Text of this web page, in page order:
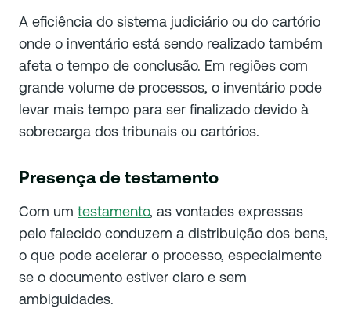
A eficiência do sistema judiciário ou do cartório
onde o inventário está sendo realizado também
afeta o tempo de conclusão. Em regiões com
grande volume de processos, o inventário pode
levar mais tempo para ser finalizado devido à
sobrecarga dos tribunais ou cartórios.
Presença de testamento
Com um testamento, as vontades expressas
pelo falecido conduzem a distribuição dos bens,
o que pode acelerar o processo, especialmente
se o documento estiver claro e sem
ambiguidades.